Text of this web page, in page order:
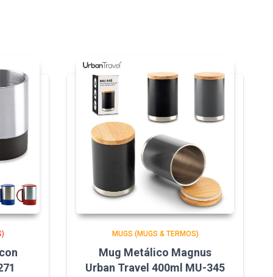
MUGS (MUGS & TERMOS)
Mug Metálico Magnus
Urban Travel 400ml MU-345